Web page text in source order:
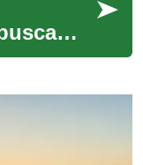
y
de